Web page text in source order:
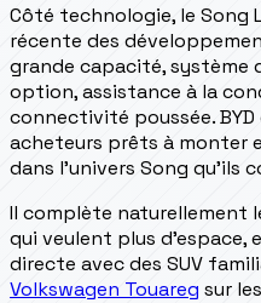
Côté technologie, le Song
récente des
grande capacité, système
option, assistance à la
connectivité poussée.
acheteurs prêts à monter
dans l'univers Song qu'ils
Il complète naturellement
qui veulent plus d'espace,
directe avec des SUV
Volkswagen Touareg sur